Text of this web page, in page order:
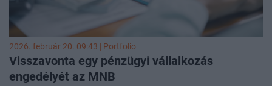
részeként.
A konzultáció 2026. május 10-ig tart.
2026. február 20. 09:43 | Portfolio
Visszavonta egy pénzügyi vállalkozás
engedélyét az MNB